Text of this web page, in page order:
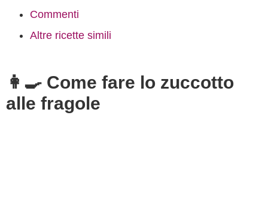
Commenti
Altre ricette simili
👩‍🍳 Come fare lo zuccotto
alle fragole